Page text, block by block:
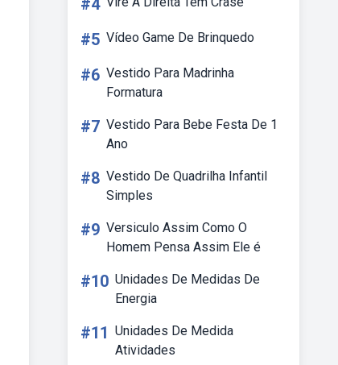
#4
#5 Vídeo Game De Brinquedo
#6 Vestido Para Madrinha
Formatura
#7 Vestido Para Bebe Festa De 1
Ano
#8 Vestido De Quadrilha Infantil
Simples
#9 Versiculo Assim Como O
Homem Pensa Assim Ele é
#10 Unidades De Medidas De
Energia
#11 Unidades De Medida
Atividades